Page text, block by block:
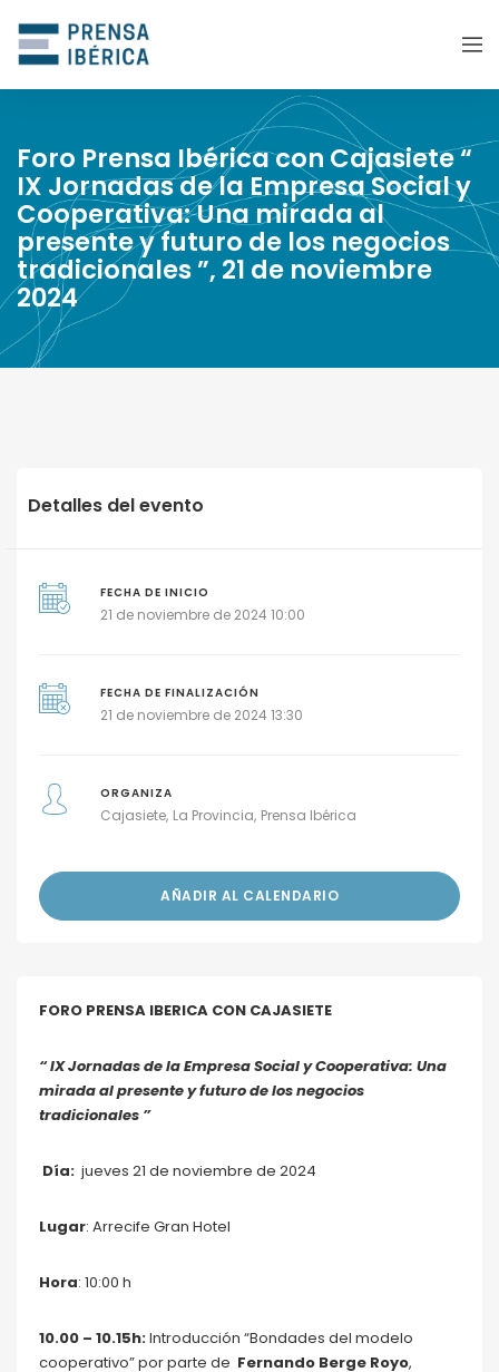
Foro Prensa Ibérica con Cajasiete “
IX Jornadas de la Empresa Social y
Cooperativa: Una mirada al
presente y futuro de los negocios
tradicionales ”, 21 de noviembre
2024
Detalles del evento
FECHA DE INICIO
21 de noviembre de 2024 10:00
FECHA DE FINALIZACIÓN
21 de noviembre de 2024 13:30
ORGANIZA
Cajasiete La Provincia Prensa Ibérica
AÑADIR AL CALENDARIO
FORO PRENSA IBERICA CON CAJASIETE
“ IX Jornadas de la Empresa Social y Cooperativa: Una
mirada al presente y futuro de los negocios
tradicionales ”
Día: jueves 21 de noviembre de 2024
Lugar: Arrecife Gran Hotel
Hora: 10:00 h
10.00 – 10.15h:Introducción “Bondades del modelo
cooperativo” por parte de Fernando Berge Royo,